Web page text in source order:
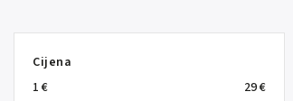
Cijena
1€ 29€